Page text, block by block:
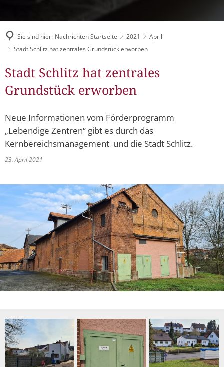
Konzertsaal LMAH
Schlitzer Geschichten
Sie sind hier: Nachrichten Startseite 2021
April
Stadt Schlitz hat zentrales Grundstück erworben
Stadt Schlitz hat zentrales
Grundstück erworben
Neue Informationen vom Förderprogramm
„Lebendige Zentren“ gibt es durch das
Kernbereichsmanagement und die Stadt Schlitz.
23. April 2021